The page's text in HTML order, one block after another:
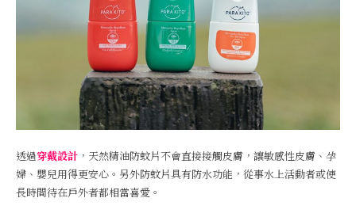
透過穿戴設計 ，天然精油防蚊片不會直接接觸皮膚，讓敏感性皮膚、孕
婦、嬰兒用得更安心。另外防蚊片具有防水功能，從事水上活動者或使
長時間待在戶外者都相當喜愛。